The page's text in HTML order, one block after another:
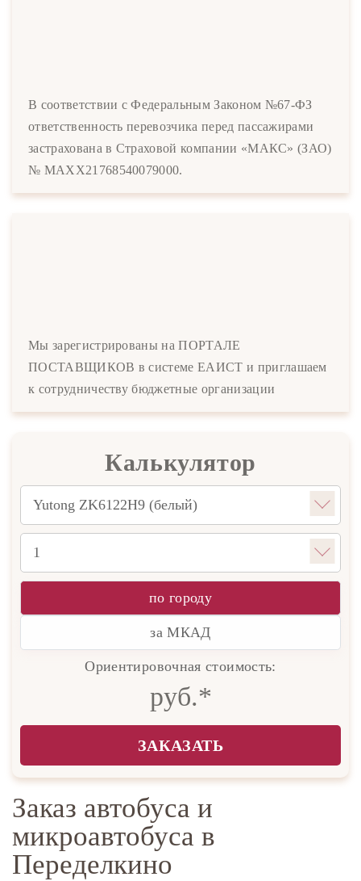
В соответствии с Федеральным Законом №67-ФЗ
ответственность перевозчика перед пассажирами
застрахована в Страховой компании «МАКС» (ЗАО)
№ MAXX21768540079000.
Мы зарегистрированы на ПОРТАЛЕ
ПОСТАВЩИКОВ в системе ЕАИСТ и приглашаем
к сотрудничеству бюджетные организации
Калькулятор
по городу
за МКАД
Ориентировочная стоимость:
руб.*
ЗАКАЗАТЬ
Заказ автобуса и
микроавтобуса в
Переделкино